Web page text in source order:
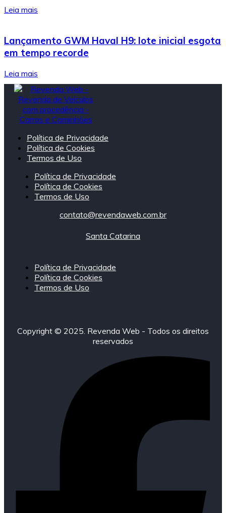
Leia mais
Lançamento GWM Haval H9: lote inicial esgota
em tempo recorde
Leia mais
Política de Privacidade
Política de Cookies
Termos de Uso
Política de Privacidade
Política de Cookies
Termos de Uso
contato@revendaweb.com.br
Santa Catarina
Política de Privacidade
Política de Cookies
Termos de Uso
Copyright © 2025. Revenda Web - Todos os direitos
reservados